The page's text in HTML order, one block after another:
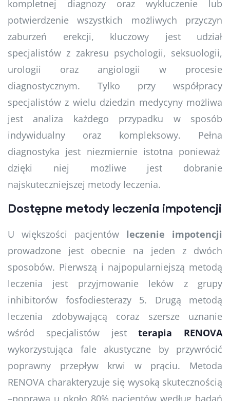
kompletnej diagnozy oraz wykluczenie lub
potwierdzenie wszystkich możliwych przyczyn
zaburzeń erekcji, kluczowy jest udział
specjalistów z zakresu psychologii, seksuologii,
urologii oraz angiologii w procesie
diagnostycznym. Tylko przy współpracy
specjalistów z wielu dziedzin medycyny możliwa
jest analiza każdego przypadku w sposób
indywidualny oraz kompleksowy. Pełna
diagnostyka jest niezmiernie istotna ponieważ
dzięki niej możliwe jest dobranie
najskuteczniejszej metody leczenia.
Dostępne metody leczenia impotencji
U większości pacjentów leczenie impotencji
prowadzone jest obecnie na jeden z dwóch
sposobów. Pierwszą i najpopularniejszą metodą
leczenia jest przyjmowanie leków z grupy
inhibitorów fosfodiesterazy 5. Drugą metodą
leczenia zdobywającą coraz szersze uznanie
wśród specjalistów jestterapia RENOVA
wykorzystująca fale akustyczne by przywrócić
poprawny przepływ krwi w prąciu. Metoda
RENOVA charakteryzuje się wysoką skutecznością
–poprawa u około 80% pacjentów według badań